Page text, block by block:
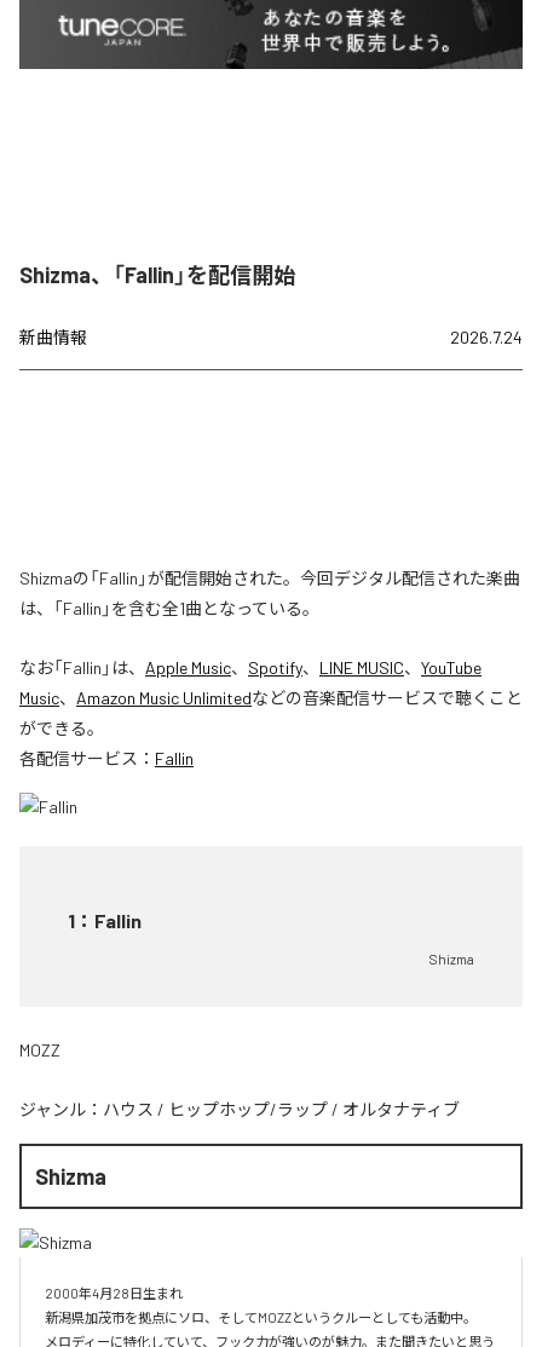
Shizma、「Fallin」を配信開始
新曲情報 2026.7.24
Shizmaの「Fallin」が配信開始された。今回デジタル配信された楽曲
は、「Fallin」を含む全1曲となっている。
なお「Fallin 」は、 Apple Music、 Spotify、 LINE MUSIC、 YouTube
Music、 Amazon Music Unlimitedなどの音楽配信サービスで聴くこと
ができる。
各配信サービス： Fallin
1 ： Fallin
Shizma
MOZZ
ジャンル： ハウス / ヒップホップ/ラップ / オルタナティブ
Shizma
2000年4月28日生まれ
新潟県加茂市を拠点にソロ、そしてMOZZというクルーとしても活動中。
メロディーに特化していて、フック力が強いのが魅力。また聞きたいと思う